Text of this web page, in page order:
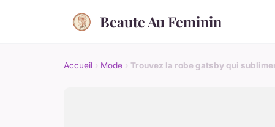
Beaute Au Feminin
Accueil › Mode › Trouvez la robe gatsby qui